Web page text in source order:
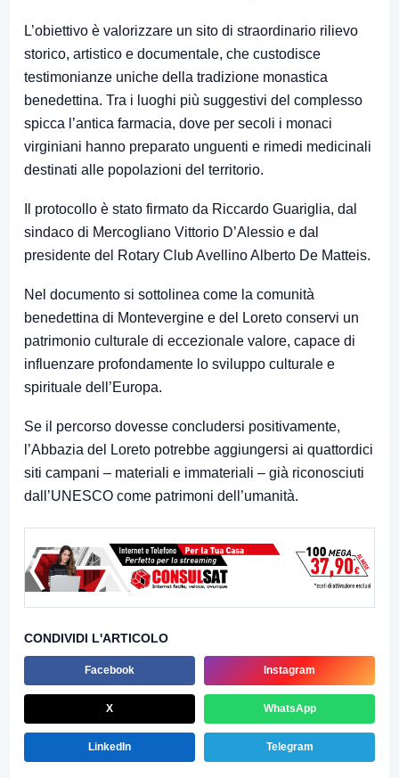
L’obiettivo è valorizzare un sito di straordinario rilievo
storico, artistico e documentale, che custodisce
testimonianze uniche della tradizione monastica
benedettina. Tra i luoghi più suggestivi del complesso
spicca l’antica farmacia, dove per secoli i monaci
virginiani hanno preparato unguenti e rimedi medicinali
destinati alle popolazioni del territorio.
Il protocollo è stato firmato da Riccardo Guariglia, dal
sindaco di Mercogliano Vittorio D’Alessio e dal
presidente del Rotary Club AvellinoAlberto De Matteis.
Nel documento si sottolinea come la comunità
benedettina di Montevergine e del Loreto conservi un
patrimonio culturale di eccezionale valore, capace di
influenzare profondamente lo sviluppo culturale e
spirituale dell’Europa.
Se il percorso dovesse concludersi positivamente,
l’Abbazia del Loreto potrebbe aggiungersi ai quattordici
siti campani – materiali e immateriali – già riconosciuti
dall’UNESCO come patrimoni dell’umanità.
CONDIVIDI L'ARTICOLO
Facebook Instagram
X WhatsApp
LinkedIn Telegram